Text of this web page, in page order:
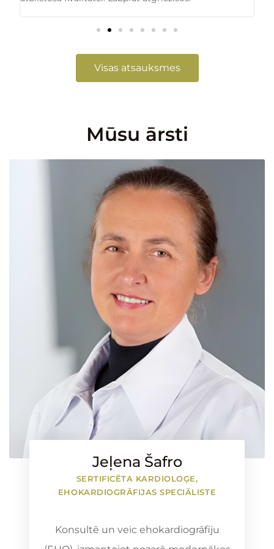
Visas atsauksmes
Mūsu ārsti
Jeļena Šafro
SERTIFICĒTA KARDIOLOĢE,
EHOKARDIOGRĀFIJAS SPECIĀLISTE
Konsultē un veic ehokardiogrāfiju